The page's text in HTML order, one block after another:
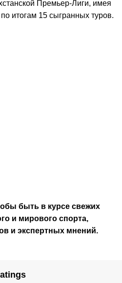
Премьер-Лиги, имея
итогам 15 сыгранных туров.
быть в курсе свежих
и мирового спорта,
и экспертных мнений.